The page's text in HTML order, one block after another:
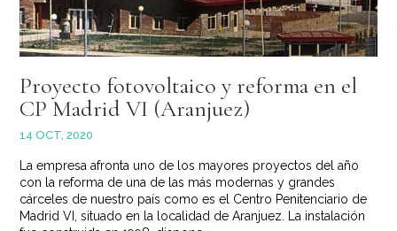
Proyecto fotovoltaico y reforma en el
CP Madrid VI (Aranjuez)
14 OCT, 2020
La empresa afronta uno de los mayores proyectos del año
con la reforma de una de las más modernas y grandes
cárceles de nuestro país como es el Centro Penitenciario de
Madrid VI, situado en la localidad de Aranjuez. La instalación